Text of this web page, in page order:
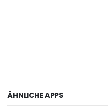
ÄHNLICHE APPS